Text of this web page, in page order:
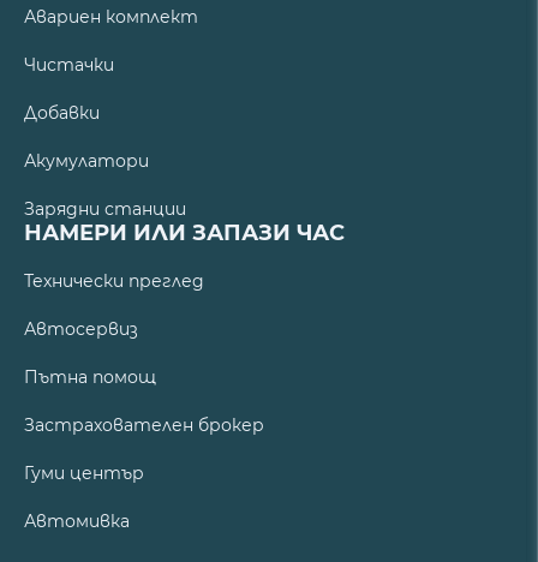
Авариен комплект
Чистачки
Добавки
Акумулатори
Зарядни станции
НАМЕРИ ИЛИ ЗАПАЗИ ЧАС
Технически преглед
Автосервиз
Пътна помощ
Застрахователен брокер
Гуми център
Автомивка